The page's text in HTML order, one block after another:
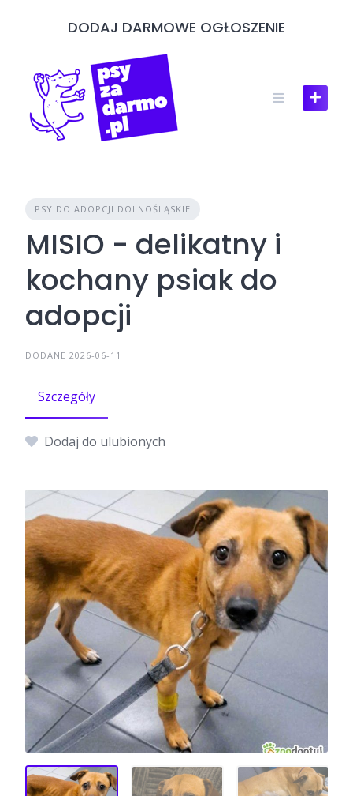
DODAJ DARMOWE OGŁOSZENIE
PSY DO ADOPCJI DOLNOŚLĄSKIE
MISIO - delikatny i
kochany psiak do
adopcji
DODANE 2026-06-11
Szczegóły
Dodaj do ulubionych